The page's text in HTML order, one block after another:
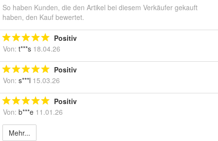
So haben Kunden, die den Artikel bei diesem Verkäufer gekauft
haben, den Kauf bewertet.
Positiv
Von: t***s 18.04.26
Positiv
Von: s***l 15.03.26
Positiv
Von: b***e 11.01.26
Mehr...